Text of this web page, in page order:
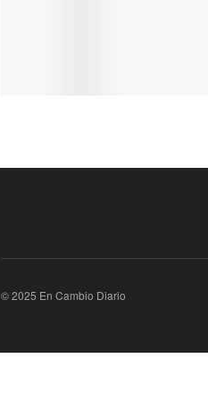
© 2025 En Cambio Diario